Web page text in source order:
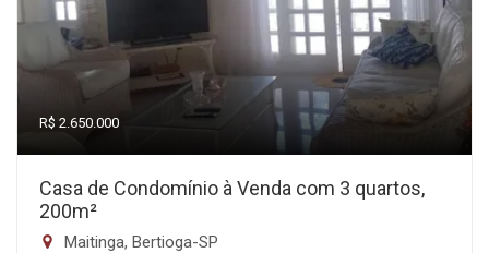
R$ 2.650.000
Casa de Condomínio à Venda com 3 quartos,
200m²
Maitinga, Bertioga-SP